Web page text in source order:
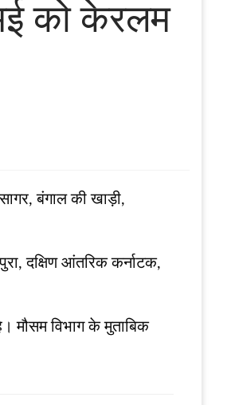
को केरलम
बंगाल की खाड़ी,
दक्षिण आंतरिक कर्नाटक,
मौसम विभाग के मुताबिक